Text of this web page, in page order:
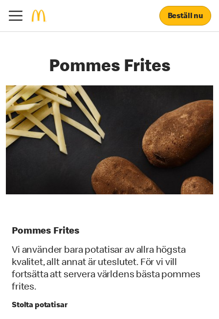
Beställ nu
Pommes Frites
Pommes Frites
Vi använder bara potatisar av allra högsta
kvalitet, allt annat är uteslutet. För vi vill
fortsätta att servera världens bästa pommes
frites.
Stolta potatisar